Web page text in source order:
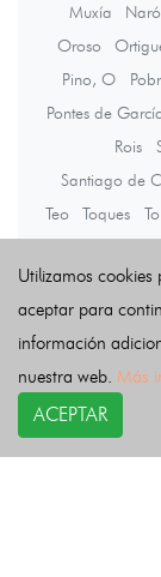
Muxía
Oroso
Pino, O
Pontes de
Rois
Santiago de
Teo
Toques
Utilizamos
aceptar para
información
nuestra web. Más
ACEPTAR